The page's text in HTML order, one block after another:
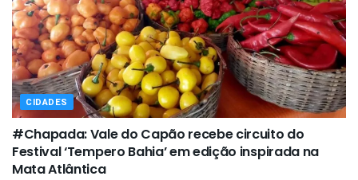
CIDADES
#Chapada: Vale do Capão recebe circuito do
Festival ‘Tempero Bahia’ em edição inspirada na
Mata Atlântica